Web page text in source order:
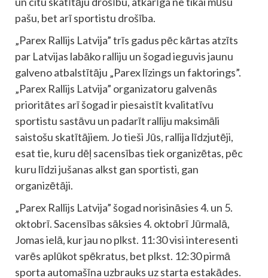
pašu, bet arī sportistu drošība.
„Parex Rallijs Latvija” trīs gadus pēc kārtas atzīts
par Latvijas labāko ralliju un šogad ieguvis jaunu
galveno atbalstītāju „Parex līzings un faktorings”.
„Parex Rallijs Latvija” organizatoru galvenās
prioritātes arī šogad ir piesaistīt kvalitatīvu
sportistu sastāvu un padarīt ralliju maksimāli
saistošu skatītājiem. Jo tieši Jūs, rallija līdzjutēji,
esat tie, kuru dēļ sacensības tiek organizētas, pēc
kuru līdzi jušanas alkst gan sportisti, gan
organizētāji.
„Parex Rallijs Latvija” šogad norisināsies 4. un 5.
oktobrī. Sacensības sāksies 4. oktobrī Jūrmalā,
Jomas ielā, kur jau no plkst. 11:30 visi interesenti
varēs aplūkot spēkratus, bet plkst. 12:30 pirmā
sporta automašīna uzbrauks uz starta estakādes.